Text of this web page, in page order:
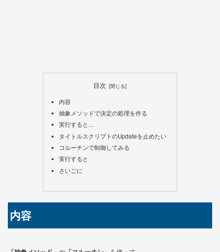
目次
内容
抽象メソッドで決定の処理を作る
実行すると…
タイトルスクリプトのUpdateを止めたい
コルーチンで制御してみる
実行すると
さいごに
内容